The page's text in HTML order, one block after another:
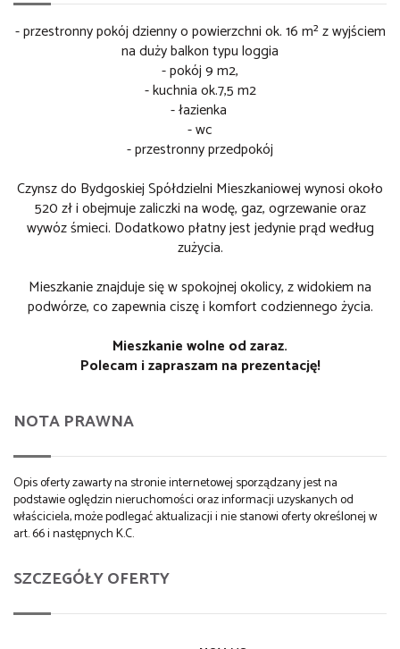
- przestronny pokój dzienny o powierzchni ok. 16 m² z wyjściem
na duży balkon typu loggia
- pokój 9 m2,
- kuchnia ok.7,5 m2
- łazienka
- wc
- przestronny przedpokój
Czynsz do Bydgoskiej Spółdzielni Mieszkaniowej wynosi około
520 zł i obejmuje zaliczki na wodę, gaz, ogrzewanie oraz
wywóz śmieci. Dodatkowo płatny jest jedynie prąd według
zużycia.
Mieszkanie znajduje się w spokojnej okolicy, z widokiem na
podwórze, co zapewnia ciszę i komfort codziennego życia.
Mieszkanie wolne od zaraz.
Polecam i zapraszam na prezentację!
NOTA PRAWNA
Opis oferty zawarty na stronie internetowej sporządzany jest na
podstawie oględzin nieruchomości oraz informacji uzyskanych od
właściciela, może podlegać aktualizacji i nie stanowi oferty określonej w
art. 66 i następnych K.C.
SZCZEGÓŁY OFERTY